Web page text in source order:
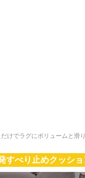
けでラグにボリュームと滑
すべり止めクッシ